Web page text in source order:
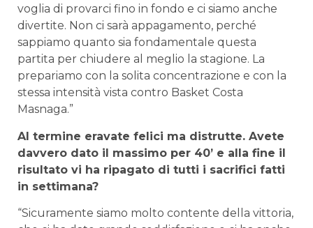
voglia di provarci fino in fondo e ci siamo anche
divertite. Non ci sarà appagamento, perché
sappiamo quanto sia fondamentale questa
partita per chiudere al meglio la stagione. La
prepariamo con la solita concentrazione e con la
stessa intensità vista contro Basket Costa
Masnaga.”
Al termine eravate felici ma distrutte. Avete
davvero dato il massimo per 40’ e alla fine il
risultato vi ha ripagato di tutti i sacrifici fatti
in settimana?
“Sicuramente siamo molto contente della vittoria,